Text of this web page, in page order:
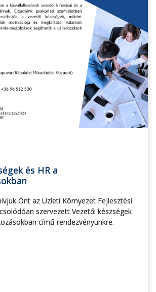
és HR a
Önt az Üzleti Környezet Fejlesztési
szervezett Vezetői készségek
című rendezvényünkre.